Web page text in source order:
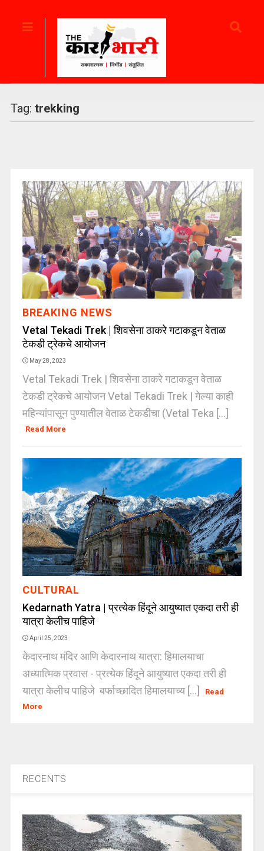
Tag: trekking
BREAKING NEWS
Vetal Tekadi Trek | शिवसेना ठाकरे गटाकडून वेताळ
टेकडी ट्रेकचे आयोजन
May 28, 2023
Vetal Tekadi Trek | शिवसेना ठाकरे गटाकडून वेताळ
टेकडी ट्रेकचे आयोजन Vetal Tekadi Trek | गेल्या काही
महिन्यांपासून पुण्यातील वेताळ टेकडीचा (Vetal Teka [...]
Read More
CULTURAL
Kedarnath Yatra | प्रत्येक हिंदूने आयुष्यात एकदा तरी ही
यात्रा केलीच पाहिजे
April 25, 2023
केदारनाथ मंदिर आणि केदारनाथ यात्रा: हिमालयाचा
अध्यात्मिक प्रवास - प्रत्येक हिंदूने आयुष्यात एकदा तरी ही
यात्रा केलीच पाहिजे बर्फाच्छादित हिमालयाच्य [...]
Read
More
RECENTS